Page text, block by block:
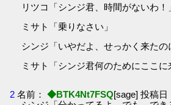
リツコ「シンジ君、時間がないわ！
ミサト「乗りなさい」
シンジ「いやだよ、せっかく来た
ミサト「シンジ君何のためにここ
2 名前： ◆BTK4Nt7FSQ[sage] 投稿日